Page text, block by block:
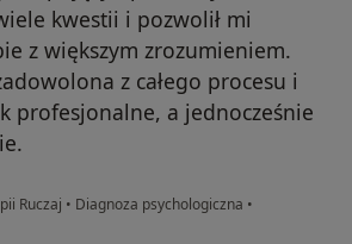
kwestii i pozwolił mi
z większym zrozumieniem.
z całego procesu i
profesjonalne, a jednocześnie
Ruczaj • Diagnoza psychologiczna •